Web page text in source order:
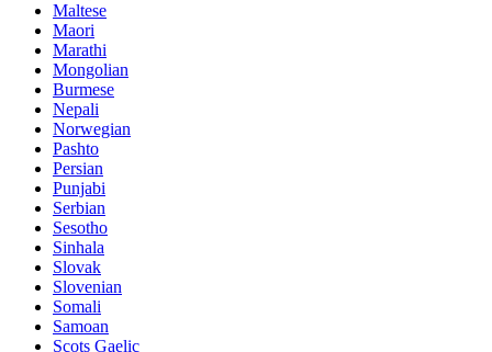
Maltese
Maori
Marathi
Mongolian
Burmese
Nepali
Norwegian
Pashto
Persian
Punjabi
Serbian
Sesotho
Sinhala
Slovak
Slovenian
Somali
Samoan
Scots Gaelic